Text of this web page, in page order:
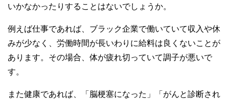
いかなかったりすることはないでしょうか。
例えば仕事であれば、ブラック企業で働いていて収入や休
みが少なく、労働時間が長いわりに給料は良くないことが
あります。その場合、体が疲れ切っていて調子が悪いで
す。
また健康であれば、「脳梗塞になった」「がんと診断され